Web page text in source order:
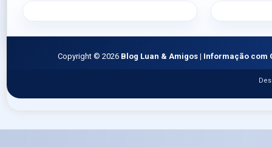
Copyright © 2026 Blog Luan & Amigos | Informação